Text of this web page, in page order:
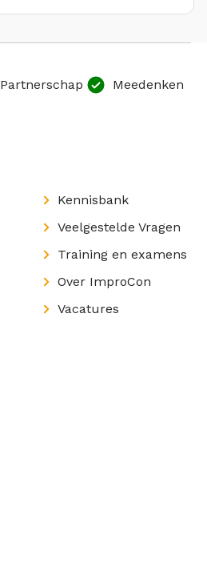
Partnerschap
Meedenken
Kennisbank
Veelgestelde Vragen
Training en examens
Over ImproCon
Vacatures